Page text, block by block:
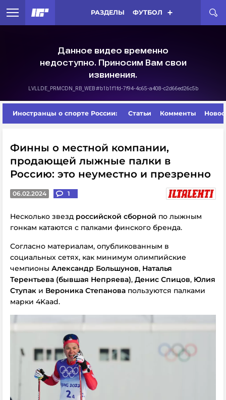
РАЗДЕЛЫ ФУТБОЛ
Иностранцы о спорте России: Статьи Комменты
Финны о местной компании,
продающей лыжные палки в
Россию: это неуместно и презренно
06.02.2024 1
Несколько звезд российской сборной по лыжным
гонкам катаются с палками финского бренда.
Согласно материалам, опубликованным в
социальных сетях, как минимум олимпийские
чемпионы Александр Большунов, Наталья
Терентьева (бывшая Непряева), Денис Спицов, Юлия
Ступак и Вероника Степанова пользуются палками
марки 4Kaad.